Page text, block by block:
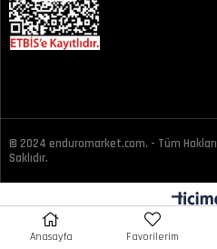
© 2024 enduromarket.com. - Tüm Hakları
Saklıdır.
Anasayfa Favorilerim